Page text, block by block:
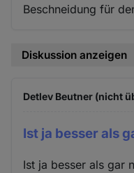
Beschneidung für
Diskussion anzeigen
Detlev Beutner (nicht
Ist ja besser als
Ist ja besser als gar